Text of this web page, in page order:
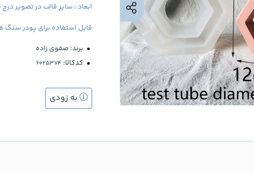
ابعاد : سایز قالب در تصویر
قابل استفاده برای پودر سنگ
برند: صفوی زاده
کدکالا:
به زودی